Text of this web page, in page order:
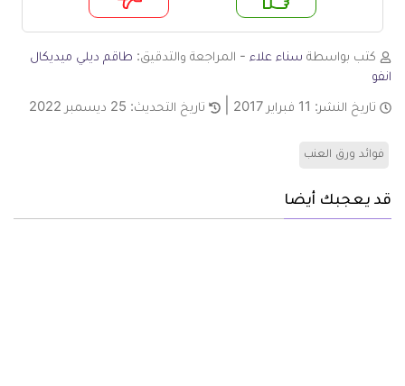
لا
كتب بواسطة سناء علاء - المراجعة والتدقيق: طاقم ديلي ميديكال
انفو
تاريخ النشر: 11 فبراير 2017 تاريخ التحديث: 25 ديسمبر 2022
فوائد ورق العنب
قد يعجبك أيضا